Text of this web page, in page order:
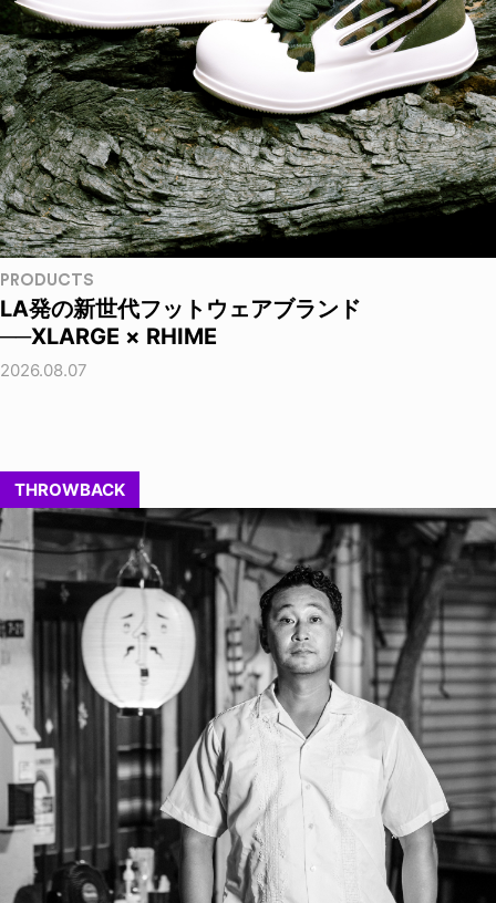
PRODUCTS
LA発の新世代フットウェアブランド
──XLARGE × RHIME
2026.08.07
THROWBACK